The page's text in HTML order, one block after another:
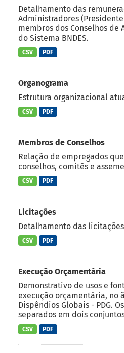
Detalhamento das
Administradores
membros dos Conselhos de
do Sistema BNDES.
CSV PDF
Organograma
Estrutura organizacional
CSV PDF
Membros de Conselhos
Relação de empregados
conselhos, comitês e
CSV PDF
Licitações
Detalhamento das licitações
CSV PDF
Execução Orçamentária
Demonstrativo de usos e
execução orçamentária, no
Dispêndios Globais - PDG.
separados em dois
CSV PDF